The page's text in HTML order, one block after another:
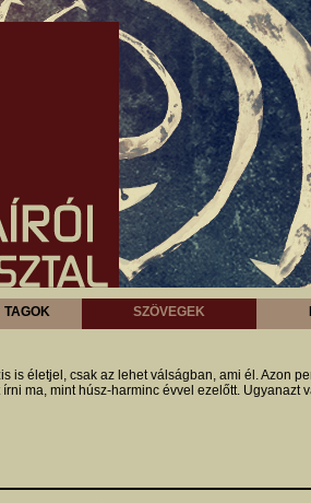
TAGOK SZÖVEGEK
is életjel, csak az lehet válságban, ami él. Azon
ma, mint húsz-harminc évvel ezelőtt. Ugyanazt